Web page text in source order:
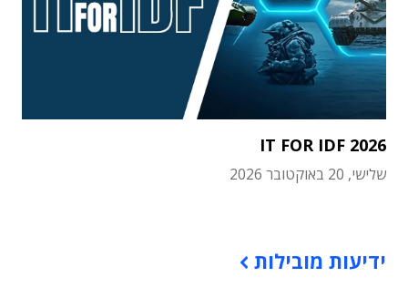
IT FOR IDF 2026
שלישי, 20 באוקטובר 2026
ידיעות מובילות